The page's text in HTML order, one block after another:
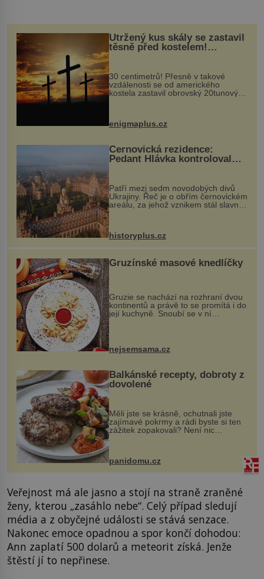
Utržený kus skály se zastavil
těsně před kostelem!
Ochránila ho boží síla?
30 centimetrů! Přesně v takové
vzdálenosti se od amerického
kostela zastavil obrovský 20tunový
...
enigmaplus.cz
Černovická rezidence:
Pedant Hlávka kontroloval
Patří mezi sedm novodobých divů
Ukrajiny. Řeč je o obřím černovickém
areálu, za jehož vznikem stál slavný
český architekt Josef Hlávka. Ten si
na něm dal mimořádně záležet. Jeho
historyplus.cz
Gruzínské masové knedlíčky
Gruzie se nachází na rozhraní dvou
kontinentů a právě to se promítá i do
její kuchyně. Snoubí se v ní
evropské a asijské chutě a díky tomu
pokrmy, které rozhodně st...
nejsemsama.cz
Balkánské recepty, dobroty z
dovolené
Měli jste se krásně, ochutnali jste
zajímavé pokrmy a rádi byste si ten
zážitek zopakovali? Není nic
snazšího. Pljeskavica (10 porcí)
Možná jste ji ochutnali na dovolené v
panidomu.cz
Veřejnost má ale jasno a stojí na straně zraněné
ženy, kterou „zasáhlo nebe“. Celý případ sledují
média a z obyčejné události se stává senzace.
Nakonec emoce opadnou a spor končí dohodou:
Ann zaplatí 500 dolarů a meteorit získá. Jenže
štěstí jí to nepřinese.